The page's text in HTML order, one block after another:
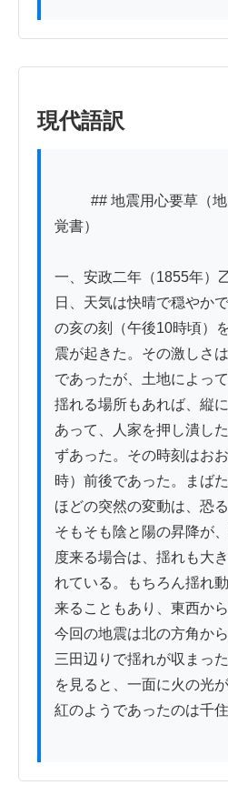
現代語訳
覚書）
一、安政二年（1855年）
日、天気は快晴で穏やか
の亥の刻（午後10時頃）
震が起きた。その激しさ
であったが、土地によっ
揺れる場所もあれば、縦
あって、人家を押し潰し
ずあった。その時刻はお
時）前後であった。まば
ほどの突然の変動は、恐
そもそも陰と陽の昇降が
度来る場合は、揺れも大
れている。もちろん揺れ
来ることもあり、東西か
今回の地震は北の方角か
三田辺りで揺れが収まっ
を見ると、一面に火の光
紅のようであったのは千